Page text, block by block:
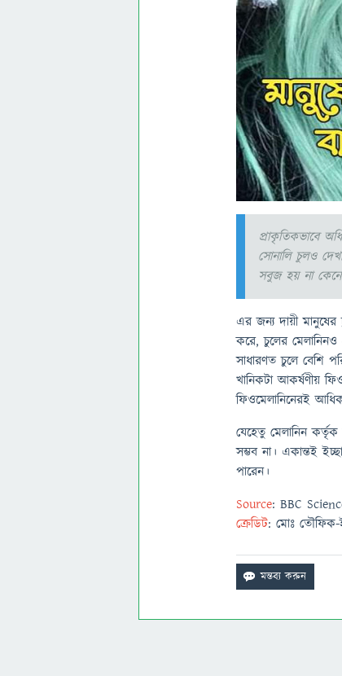
প্রাকৃতিকভাবে
সোনালি চুলও
সবুজ হয় না
এর জন্য দায়ী মানুষের
করে, চুলের মেলানিনও
সাধারণত চুলে বেশি
খানিকটা আকর্ষণীয়
ফিওমেলানিনেরই
যেহেতু মেলানিন
সম্ভব না। একান্তই
পারেন।
Source: BBC
ক্রেডিট: মোঃ তৌফিক-